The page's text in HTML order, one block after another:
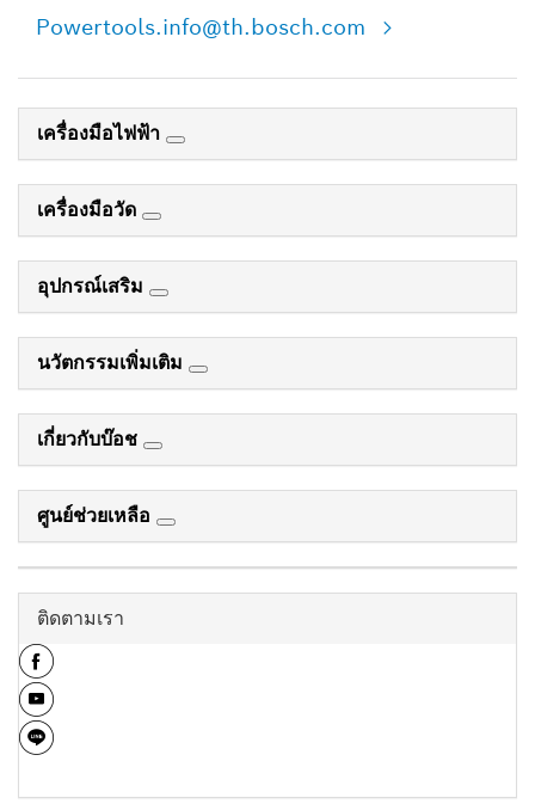
Powertools.info@th.bosch.com
เครื่องมือไฟฟ้า
เครื่องมือวัด
อุปกรณ์เสริม
นวัตกรรมเพิ่มเติม
เกี่ยวกับบ๊อช
ศูนย์ช่วยเหลือ
ติดตามเรา